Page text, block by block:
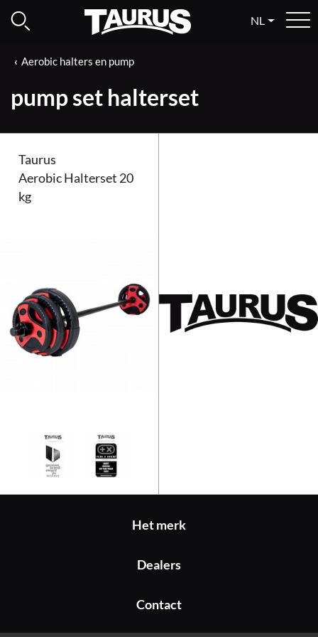
NL
Aerobic halters en pump
pump set halterset
Taurus
Aerobic Halterset 20
kg
Het merk
Dealers
Contact